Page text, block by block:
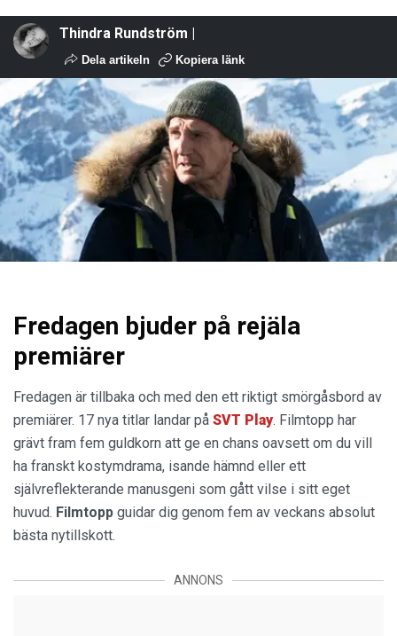
Thindra Rundström |
Dela artikeln Kopiera länk
Fredagen bjuder på rejäla
premiärer
Fredagen är tillbaka och med den ett riktigt smörgåsbord av
premiärer. 17 nya titlar landar på SVT Play. Filmtopp har
grävt fram fem guldkorn att ge en chans oavsett om du vill
ha franskt kostymdrama, isande hämnd eller ett
självreflekterande manusgeni som gått vilse i sitt eget
huvud. Filmtopp guidar dig genom fem av veckans absolut
bästa nytillskott.
ANNONS